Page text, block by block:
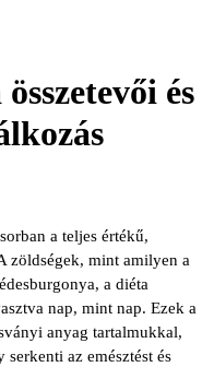
és
a teljes értékű,
zöldségek, mint amilyen a
a diéta
nap, mint nap. Ezek a
anyag tartalmukkal,
az emésztést és